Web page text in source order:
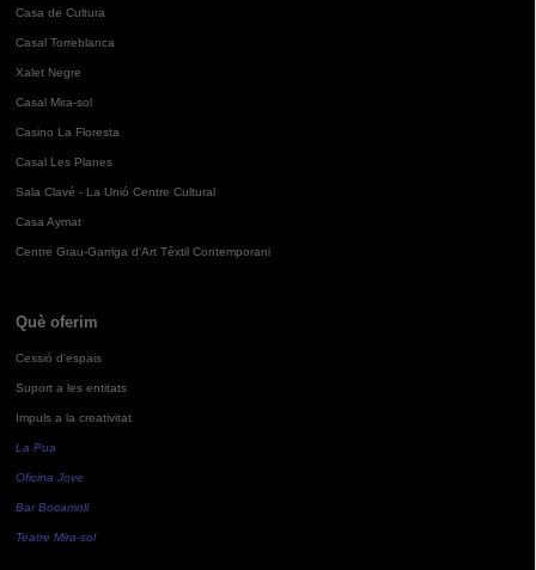
Casa de Cultura
Casal Torreblanca
Xalet Negre
Casal Mira-sol
Casino La Floresta
Casal Les Planes
Sala Clavé - La Unió Centre Cultural
Casa Aymat
Centre Grau-Garriga d'Art Tèxtil Contemporani
Què oferim
Cessió d'espais
Suport a les entitats
Impuls a la creativitat
La Pua
Oficina Jove
Bar Bocamoll
Teatre Mira-sol